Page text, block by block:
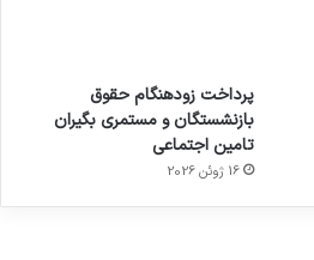
پرداخت زودهنگام حقوق
بازنشستگان و مستمری بگیران
تامین اجتماعی
16 ژوئن 2026
ساعت
هوشمند
با طعم
توسط
ژاکت
در
های
2023
توسط